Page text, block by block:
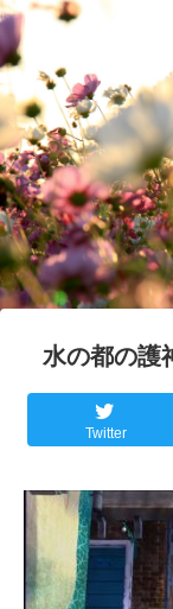
水の都の護
Twitter